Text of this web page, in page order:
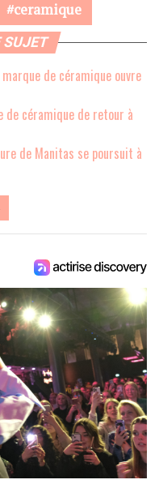
ceramique
SUJET
de céramique ouvre
de céramique de retour à
de Manitas se poursuit à